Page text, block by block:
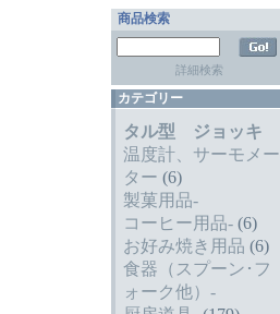
商品検索
詳細検索
カテゴリー
タル型 ジョッキ
温度計、サーモメー
ター (6)
製菓用品-
コーヒー用品- (6)
お好み焼き用品 (6)
食器（スプーン･フ
ォーク他）-